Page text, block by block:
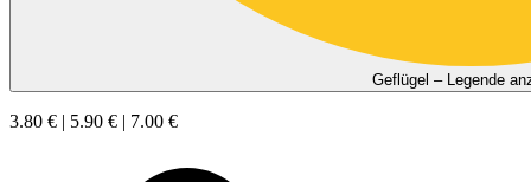
Geflügel – Legende
3.80 € | 5.90 € | 7.00 €